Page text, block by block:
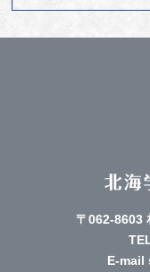
〒062-8603
E-mail